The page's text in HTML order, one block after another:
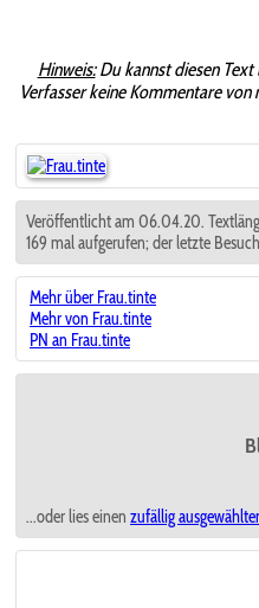
Hinweis:Du kannst diesen
Verfasser keine Kommentare
Veröffentlicht am 06.04.20.
169 mal aufgerufen; der letzte
Mehr über Frau.tinte
Mehr von Frau.tinte
PN an Frau.tinte
...oder lies einen zufällig